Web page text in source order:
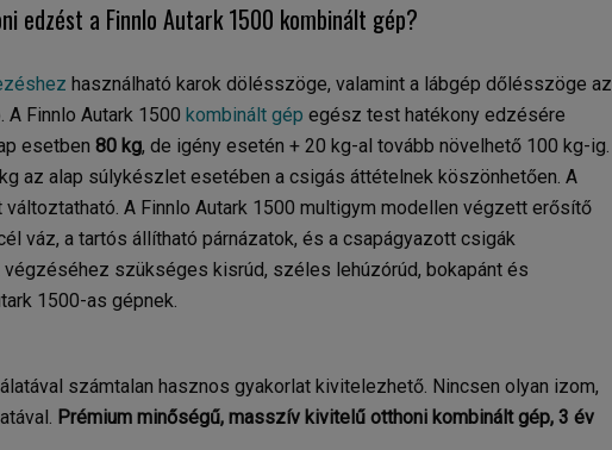
edzést a Finnlo Autark 1500 kombinált gép?
használható karok dölésszöge, valamint a lábgép dőlésszöge az
Finnlo Autark 1500 kombinált gép egész test hatékony edzésére
esetben 80 kg, de igény esetén + 20 kg-al tovább növelhető 100 kg-ig.
az alap súlykészlet esetében a csigás áttételnek köszönhetően. A
A Finnlo Autark 1500 multigym modellen végzett erősítő
váz, a tartós állítható párnázatok, és a csapágyazott csigák
szükséges kisrúd, széles lehúzórúd, bokapánt és
1500-as gépnek.
számtalan hasznos gyakorlat kivitelezhető. Nincsen olyan izom,
Prémium minőségű, masszív kivitelű otthoni kombinált gép, 3 év